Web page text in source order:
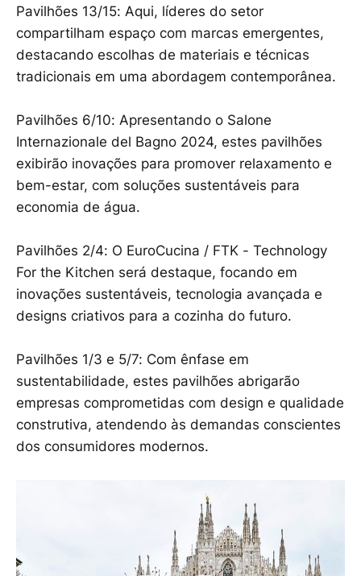
Pavilhões 13/15: Aqui, líderes do setor
compartilham espaço com marcas emergentes,
destacando escolhas de materiais e técnicas
tradicionais em uma abordagem contemporânea.
Pavilhões 6/10: Apresentando o Salone
Internazionale del Bagno 2024, estes pavilhões
exibirão inovações para promover relaxamento e
bem-estar, com soluções sustentáveis para
economia de água.
Pavilhões 2/4: O EuroCucina / FTK - Technology
For the Kitchen será destaque, focando em
inovações sustentáveis, tecnologia avançada e
designs criativos para a cozinha do futuro.
Pavilhões 1/3 e 5/7: Com ênfase em
sustentabilidade, estes pavilhões abrigarão
empresas comprometidas com design e qualidade
construtiva, atendendo às demandas conscientes
dos consumidores modernos.